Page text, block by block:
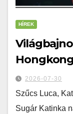
HÍREK
2026-07-30
Szűcs Luca,
Sugár Katinka